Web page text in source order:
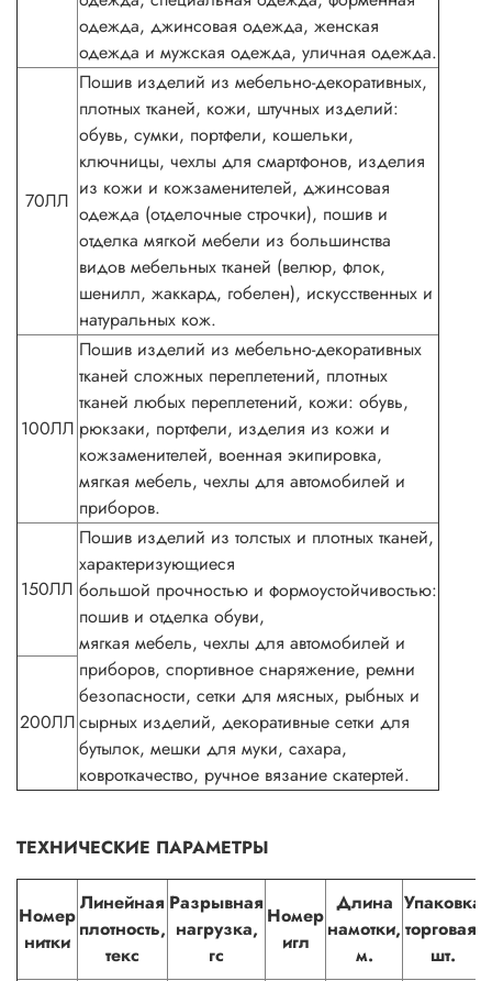
одежда, джинсовая одежда, женская
одежда и мужская одежда, уличная одежда.
70ЛЛ
Пошив изделий из мебельно-декоративных,
плотных тканей, кожи, штучных изделий:
обувь, сумки, портфели, кошельки,
ключницы, чехлы для смартфонов, изделия
из кожи и кожзаменителей, джинсовая
одежда (отделочные строчки), пошив и
отделка мягкой мебели из большинства
видов мебельных тканей (велюр, флок,
шенилл, жаккард, гобелен), искусственных и
натуральных кож.
100ЛЛ
Пошив изделий из мебельно-декоративных
тканей сложных переплетений, плотных
тканей любых переплетений, кожи: обувь,
рюкзаки, портфели, изделия из кожи и
кожзаменителей, военная экипировка,
мягкая мебель, чехлы для автомобилей и
приборов.
150ЛЛ
Пошив изделий из толстых и плотных тканей,
характеризующиеся
большой прочностью и формоустойчивостью:
пошив и отделка обуви,
мягкая мебель, чехлы для автомобилей и
приборов, спортивное снаряжение, ремни
безопасности, сетки для мясных, рыбных и
сырных изделий, декоративные сетки для
бутылок, мешки для муки, сахара,
ковроткачество, ручное вязание скатертей.
200ЛЛ
ТЕХНИЧЕСКИЕ ПАРАМЕТРЫ
Номер
нитки
Линейная
плотность,
текс
Разрывная
нагрузка,
гс
Номер
игл
Длина
намотки,
м.
Упаковка
торговая,
шт.